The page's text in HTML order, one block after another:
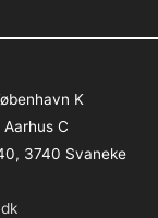
K
C
3740 Svaneke